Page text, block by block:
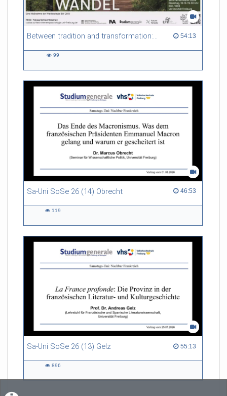
Between tradition and transformation: how owners, advisers and institutions co-create knowledge for resilient forests in Europe 54:13
54:13 duration
99
Sa-Uni SoSe 26 (14) Obrecht 46:53
46:53 duration
119
Sa-Uni SoSe 26 (13) Gelz 55:13
55:13 duration
896